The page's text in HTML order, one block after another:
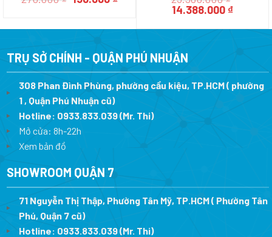
270.000 ₫.là:
Giá
là:
14.388.000 ₫Giá
tại
TRỤ SỞ CHÍNH - QUẬN PHÚ NHUẬN
308 Phan Đình Phùng, phường cầu kiệu, TP.HCM ( phường
1 , Quận Phú Nhuận cũ)
Hotline: 0933.833.039(Mr. Thi)
Mở cửa: 8h-22h
Xem bản đồ
SHOWROOM QUẬN 7
71 Nguyễn Thị Thập, Phường Tân Mỹ, TP.HCM ( Phường Tân
Phú, Quận 7 cũ)
Hotline: 0933.833.039(Mr. Thi)